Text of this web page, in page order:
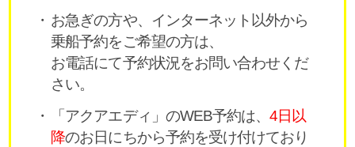
お急ぎの方や、インターネット以外から
乗船予約をご希望の方は、
お電話にて予約状況をお問い合わせくだ
さい。
「アクアエディ」のWEB予約は、4日以
降のお日にちから予約を受け付けており